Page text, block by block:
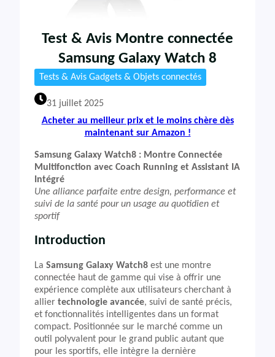
Test & Avis Montre connectée
Samsung Galaxy Watch 8
Tests & Avis Gadgets & Objets connectés
31 juillet 2025
Acheter au meilleur prix et le moins chère dès
maintenant sur Amazon !
Samsung Galaxy Watch8 : Montre Connectée
Multifonction avec Coach Running et Assistant IA
Intégré
Une alliance parfaite entre design, performance et
suivi de la santé pour un usage au quotidien et
sportif
Introduction
La Samsung Galaxy Watch8 est une montre
connectée haut de gamme qui vise à offrir une
expérience complète aux utilisateurs cherchant à
allier technologie avancée, suivi de santé précis,
et fonctionnalités intelligentes dans un format
compact. Positionnée sur le marché comme un
outil polyvalent pour le grand public autant que
pour les sportifs, elle intègre la dernière